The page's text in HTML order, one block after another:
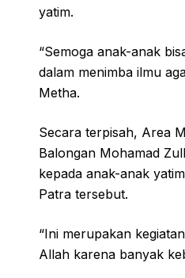
yatim.
“Semoga anak-anak
dalam menimba ilmu
Metha.
Secara terpisah, Area
Balongan Mohamad
kepada anak-anak
Patra tersebut.
“Ini merupakan
Allah karena banyak